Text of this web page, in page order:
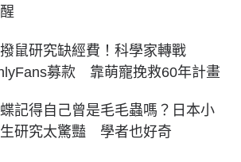
鼠研究缺經費！科學家轉戰
募款 靠萌寵挽救60年計畫
記得自己曾是毛毛蟲嗎？日本小
研究太驚豔 學者也好奇